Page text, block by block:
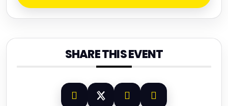
SHARE THIS EVENT